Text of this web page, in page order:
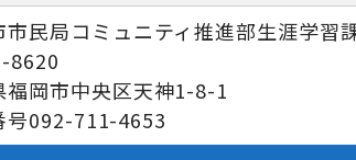
市民局コミュニティ推進部生涯学習
8620
福岡市中央区天神1-8-1
号092-711-4653